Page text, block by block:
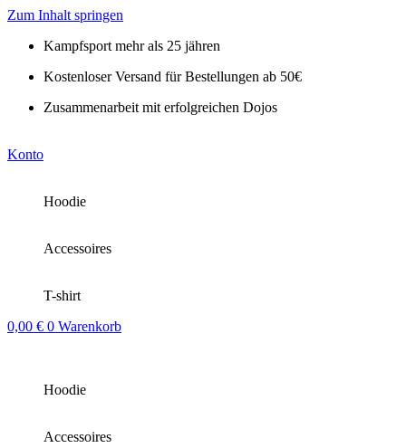
Zum Inhalt springen
Kampfsport mehr als 25 jähren
Kostenloser Versand für Bestellungen ab 50€
Zusammenarbeit mit erfolgreichen Dojos
Konto
Hoodie
Accessoires
T-shirt
0,00 € 0 Warenkorb
Hoodie
Accessoires